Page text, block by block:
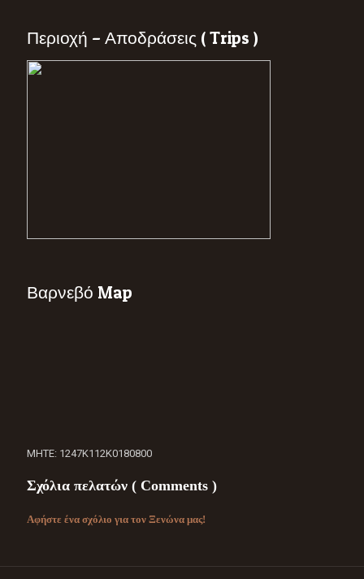
Περιοχή – Αποδράσεις ( Trips )
Βαρνεβό Map
ΜΗΤΕ: 1247Κ112Κ0180800
Σχόλια πελατών ( Comments )
Αφήστε ένα σχόλιο για τον Ξενώνα μας!